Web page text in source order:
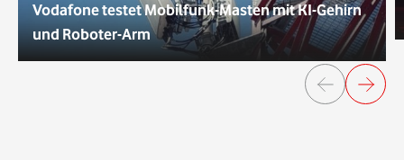
Vodafone testet Mobilfunk-Masten mit KI-Gehirn
und Roboter-Arm